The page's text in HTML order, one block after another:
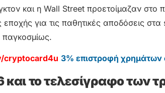
και η Wall Street προετοίμαζαν στο
για τις παθητικές αποδόσεις
παγκοσμίως.
cryptocard4u 3% επιστροφή χρημάτων
το τελεσίγραφο των